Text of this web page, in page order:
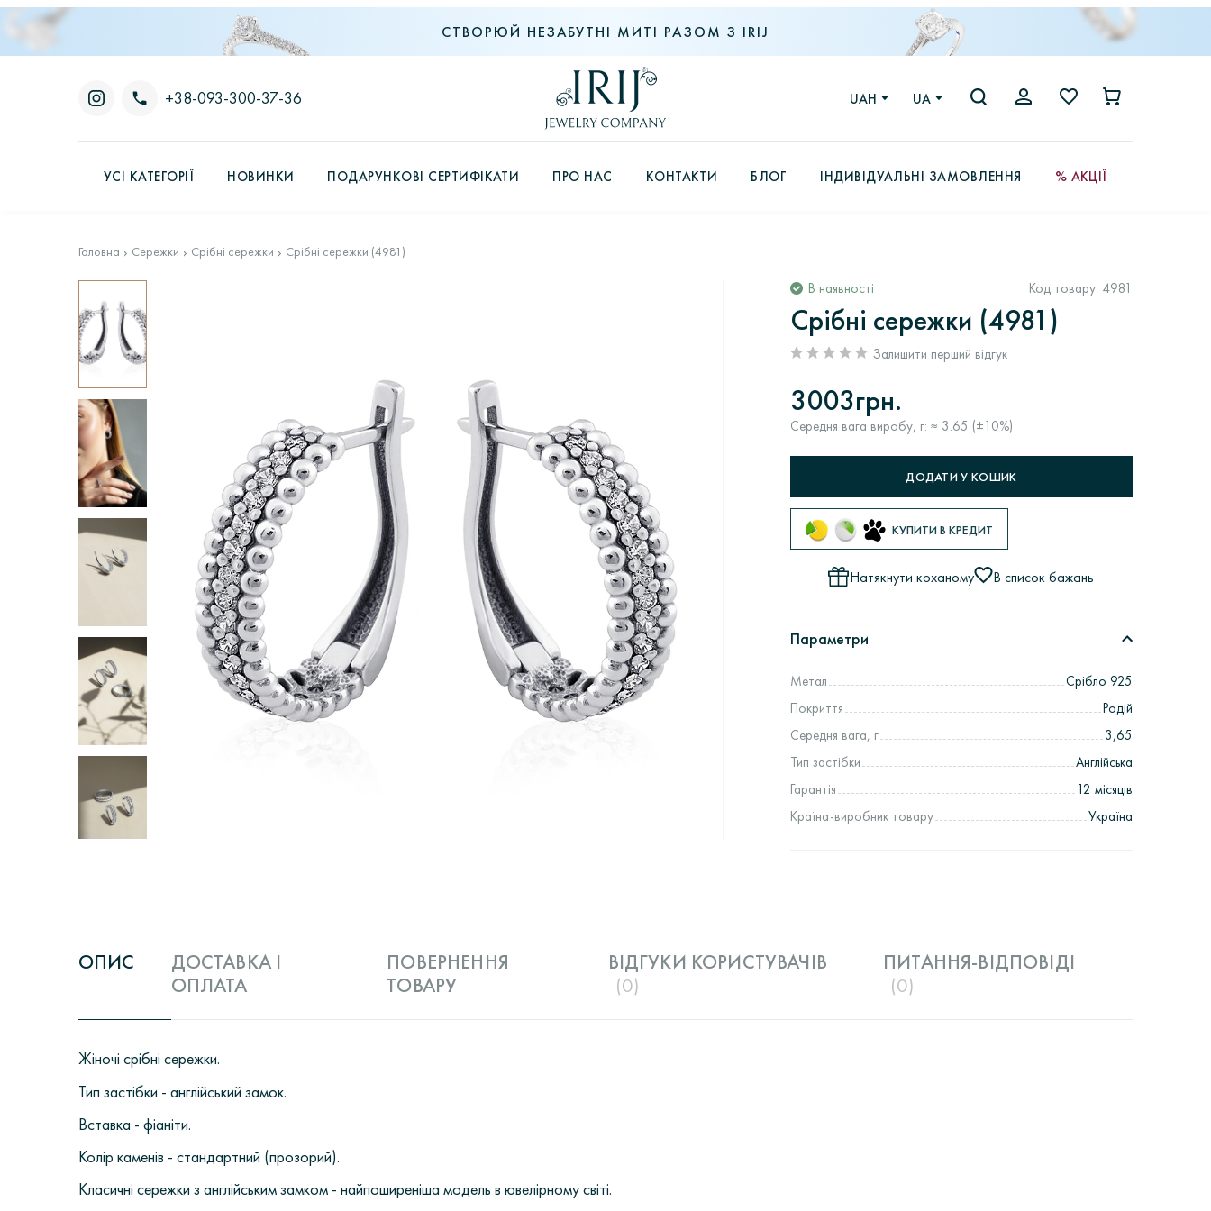
СТВОРЮЙ НЕЗАБУТНІ МИТІ РАЗОМ З IRIJ
+38-093-300-37-36 UAH UA
УСІ КАТЕГОРІЇ НОВИНКИ ПОДАРУНКОВІ СЕРТИФІКАТИ ПРО НАС КОНТАКТИ БЛОГ ІНДИВІДУАЛЬНІ ЗАМОВЛЕННЯ % АКЦІЇ
Головна Сережки Срібні сережки Срібні сережки (4981)
В наявності Код товару: 4981
Срібні сережки (4981)
Залишити перший відгук
3003грн.
Середня вага виробу, г: ≈ 3.65 (±10%)
ДОДАТИ У КОШИК
КУПИТИ В КРЕДИТ
Натякнути коханому В список бажань
Параметри
Метал
Срібло 925
Покриття
Родій
Середня вага, г
3,65
Тип застібки
Англійська
Гарантія
12 місяців
Країна-виробник товару
Україна
ОПИС
ДОСТАВКА І
ОПЛАТА
ПОВЕРНЕННЯ
ТОВАРУ
ВІДГУКИ КОРИСТУВАЧIВ
(0)
ПИТАННЯ-ВІДПОВІДІ
(0)
Жіночі срібні сережки.
Тип застібки - англійський замок.
Вставка - фіаніти.
Колір каменів - стандартний (прозорий).
Класичні сережки з англійським замком - найпоширеніша модель в ювелірному світі.